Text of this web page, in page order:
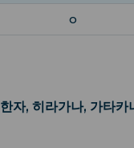
o
한자, 히라가나, 가타